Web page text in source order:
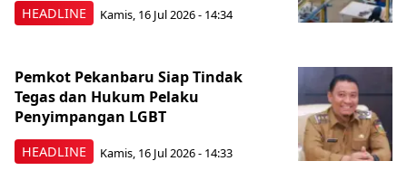
HEADLINE Kamis, 16 Jul 2026 - 14:34
HEADLINE
Pemkot Pekanbaru Siap Tindak
Tegas dan Hukum Pelaku
Penyimpangan LGBT
Kamis, 16 Jul 2026 - 14:33